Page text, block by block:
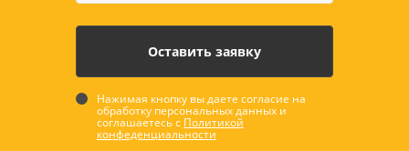
Нажимая кнопку вы даете согласие на
обработку персональных данных и
соглашаетесь с Политикой
конфеденциальности